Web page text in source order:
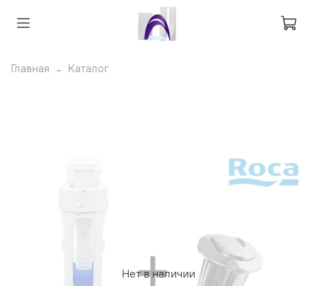
Главная Каталог
Нет в наличии